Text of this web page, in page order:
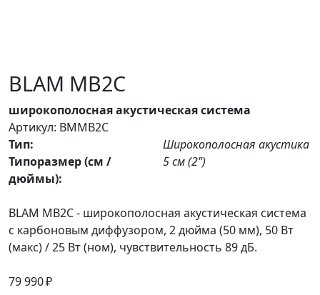
BLAM MB2C
широкополосная акустическая система
Артикул: BMMB2C
Тип:
Широкополосная акустика
Типоразмер (см /
дюймы):
5 см (2")
BLAM MB2C - широкополосная акустическая система
с карбоновым диффузором, 2 дюйма (50 мм), 50 Вт
(макс) / 25 Вт (ном), чувствительность 89 дБ.
79 990 ₽